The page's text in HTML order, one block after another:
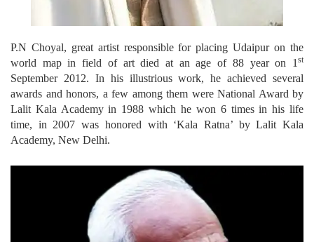
P.N Choyal, great artist responsible for placing Udaipur on the
world map in field of art died at an age of 88 year on 1 st
September 2012. In his illustrious work, he achieved several
awards and honors, a few among them were National Award by
Lalit Kala Academy in 1988 which he won 6 times in his life
time, in 2007 was honored with ‘Kala Ratna’ by Lalit Kala
Academy, New Delhi.